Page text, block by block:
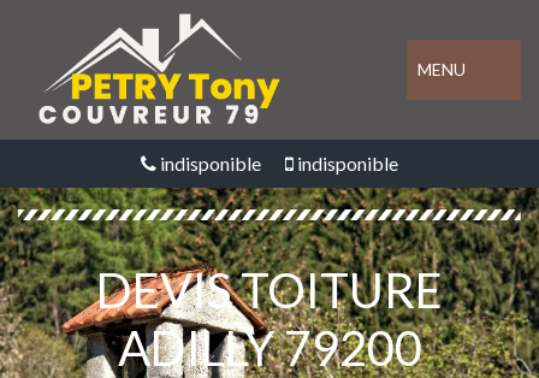
MENU
indisponible indisponible
DEVIS TOITURE
ADILLY 79200